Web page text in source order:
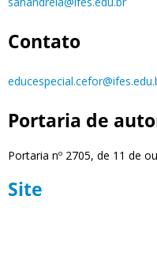
Contato
Portaria de
Portaria nº 2705, de 11 de
Site